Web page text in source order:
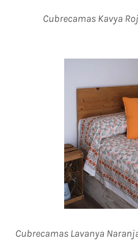
Cubrecamas Kavya
Cubrecamas Lavanya